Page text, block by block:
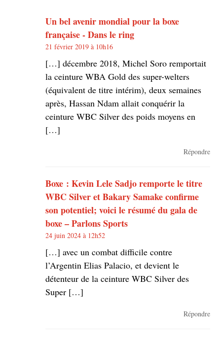
Un bel avenir mondial pour la boxe
française - Dans le ring
21 février 2019 à 10h16
[…] décembre 2018, Michel Soro remportait
la ceinture WBA Gold des super-welters
(équivalent de titre intérim), deux semaines
après, Hassan Ndam allait conquérir la
ceinture WBC Silver des poids moyens en
[…]
Répondre
Boxe : Kevin Lele Sadjo remporte le titre
WBC Silver et Bakary Samake confirme
son potentiel; voici le résumé du gala de
boxe – Parlons Sports
24 juin 2024 à 12h52
[…] avec un combat difficile contre
l’Argentin Elias Palacio, et devient le
détenteur de la ceinture WBC Silver des
Super […]
Répondre